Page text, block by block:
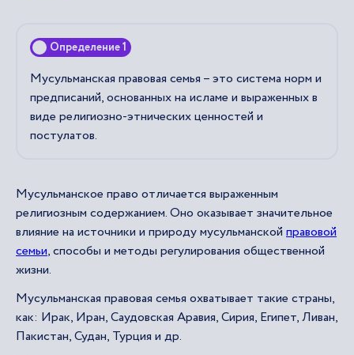
Определение 1
Мусульманская правовая семья – это система норм и
предписаний, основанных на исламе и выраженных в
виде религиозно-этнических ценностей и
постулатов.
Мусульманское право отличается выраженным
религиозным содержанием. Оно оказывает значительное
влияние на источники и природу мусульманской правовой
семьи, способы и методы регулирования общественной
жизни.
Мусульманская правовая семья охватывает такие страны,
как: Ирак, Иран, Саудовская Аравия, Сирия, Египет, Ливан,
Пакистан, Судан, Турция и др.